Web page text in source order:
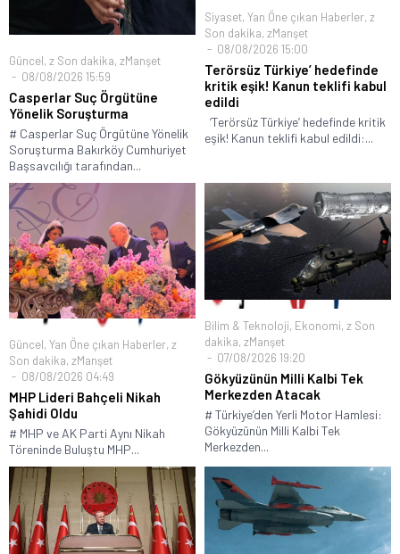
Güncel, z Son dakika, zManşet
08/08/2026 15:59
Casperlar Suç Örgütüne
Yönelik Soruşturma
# Casperlar Suç Örgütüne Yönelik
Soruşturma Bakırköy Cumhuriyet
Başsavcılığı tarafından...
Siyaset, Yan Öne çıkan Haberler, z
Son dakika, zManşet
08/08/2026 15:00
Terörsüz Türkiye’ hedefinde
kritik eşik! Kanun teklifi kabul
edildi
‘Terörsüz Türkiye’ hedefinde kritik
eşik! Kanun teklifi kabul edildi:...
Güncel, Yan Öne çıkan Haberler, z
Son dakika, zManşet
08/08/2026 04:49
MHP Lideri Bahçeli Nikah
Şahidi Oldu
# MHP ve AK Parti Aynı Nikah
Töreninde Buluştu MHP...
Bilim & Teknoloji, Ekonomi, z Son
dakika, zManşet
07/08/2026 19:20
Gökyüzünün Milli Kalbi Tek
Merkezden Atacak
# Türkiye’den Yerli Motor Hamlesi:
Gökyüzünün Milli Kalbi Tek
Merkezden...